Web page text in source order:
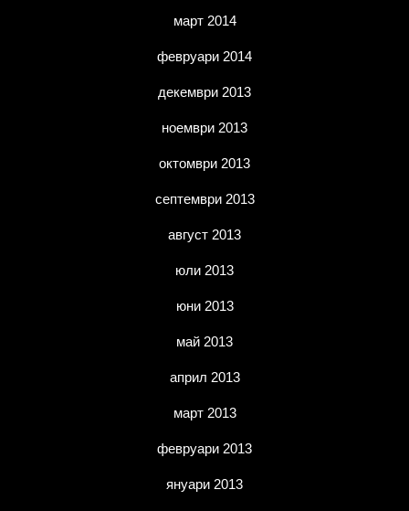
март 2014
февруари 2014
декември 2013
ноември 2013
октомври 2013
септември 2013
август 2013
юли 2013
юни 2013
май 2013
април 2013
март 2013
февруари 2013
януари 2013